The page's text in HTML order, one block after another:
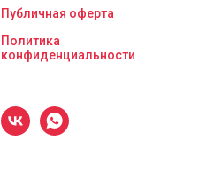
Публичная оферта
Политика
конфиденциальности